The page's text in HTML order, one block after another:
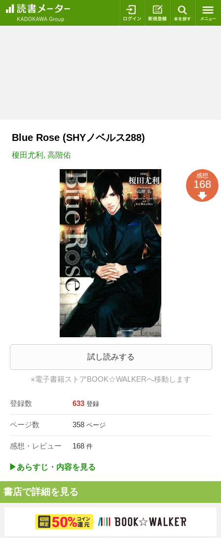
ログイン 新規登録
Blue Rose (SHYノベルス288)
榎田尤利 , 高階佑
試し読みする
※電子書籍ストアBOOK☆WALKERへ移動します
登録数 633 登録
ページ数 358 ページ
感想・レビュー 168 件
感想
168
▶︎あらすじ・内容を見る
書店で詳細を見る